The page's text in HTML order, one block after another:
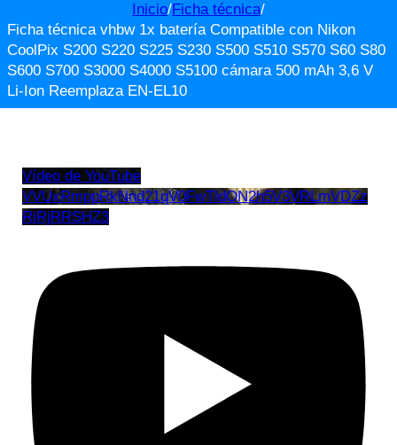
Inicio/Ficha técnica/
Ficha técnica vhbw 1x batería Compatible con Nikon
CoolPix S200 S220 S225 S230 S500 S510 S570 S60 S80
S600 S700 S3000 S4000 S5100 cámara 500 mAh 3,6 V
Li-Ion Reemplaza EN-EL10
Vídeo de YouTube
VVUxRmppRkNnd21qV0FwTldON2h5V3VRLmVDZz
RiRjRRSHZ3